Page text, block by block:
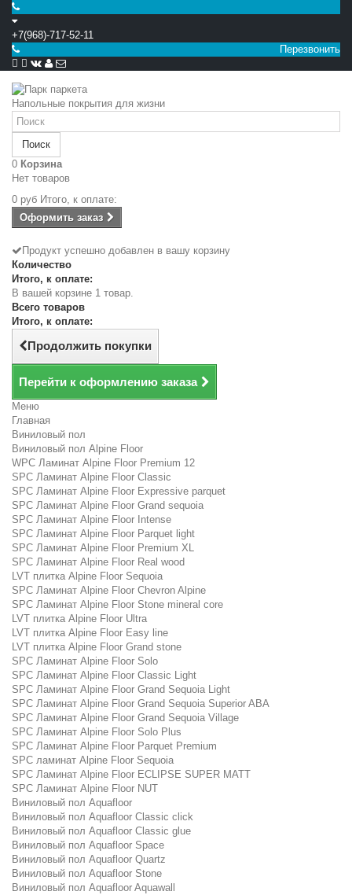
+7(968)-717-52-11
Перезвонить
 
Напольные покрытия для жизни
Поиск
0 Корзина
Нет товаров
0 руб Итого, к оплате:
Оформить заказ
Продукт успешно добавлен в вашу корзину
Количество
Итого, к оплате:
В вашей корзине 1 товар.
Всего товаров
Итого, к оплате:
Продолжить покупки
Перейти к оформлению заказа
Меню
Главная
Виниловый пол
Виниловый пол Alpine Floor
WPC Ламинат Alpine Floor Premium 12
SPC Ламинат Alpine Floor Classic
SPC Ламинат Alpine Floor Expressive parquet
SPC Ламинат Alpine Floor Grand sequoia
SPC Ламинат Alpine Floor Intense
SPC Ламинат Alpine Floor Parquet light
SPC Ламинат Alpine Floor Premium XL
SPC Ламинат Alpine Floor Real wood
LVT плитка Alpine Floor Sequoia
SPC Ламинат Alpine Floor Chevron Alpine
SPC Ламинат Alpine Floor Stone mineral core
LVT плитка Alpine Floor Ultra
LVT плитка Alpine Floor Easy line
LVT плитка Alpine Floor Grand stone
SPC Ламинат Alpine Floor Solo
SPC Ламинат Alpine Floor Classic Light
SPC Ламинат Alpine Floor Grand Sequoia Light
SPC Ламинат Alpine Floor Grand Sequoia Superior ABA
SPC Ламинат Alpine Floor Grand Sequoia Village
SPC Ламинат Alpine Floor Solo Plus
SPC Ламинат Alpine Floor Parquet Premium
SPC ламинат Alpine Floor Sequoia
SPC Ламинат Alpine Floor ECLIPSE SUPER MATT
SPC Ламинат Alpine Floor NUT
Виниловый пол Aquafloor
Виниловый пол Aquafloor Classic click
Виниловый пол Aquafloor Classic glue
Виниловый пол Aquafloor Space
Виниловый пол Aquafloor Quartz
Виниловый пол Aquafloor Stone
Виниловый пол Aquafloor Aquawall